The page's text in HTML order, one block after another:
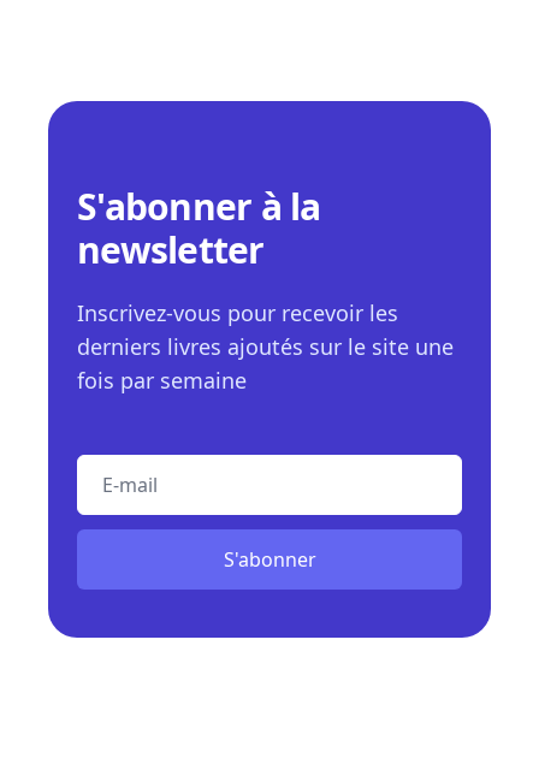
S'abonner à la
newsletter
Inscrivez-vous pour recevoir les
derniers livres ajoutés sur le site une
fois par semaine
E-mail
S'abonner